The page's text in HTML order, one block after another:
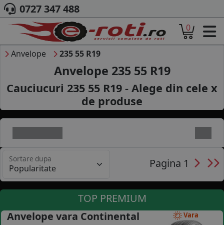
ACASA
DESPRE NOI
ANVELOPE
AUTO
CAMION
MOTO
AGROINDUSTRIALE
CAUTARE DUPA
MARCA AUTO
B2B - COLABORARE COMPANII
0727 347 488
0
Anvelope 235 55 R19
Anvelope 235 55 R19
Cauciucuri 235 55 R19 - Alege din cele x
de produse
Sortare dupa Pagina 1
TOP PREMIUM
Vara
Anvelope vara Continental